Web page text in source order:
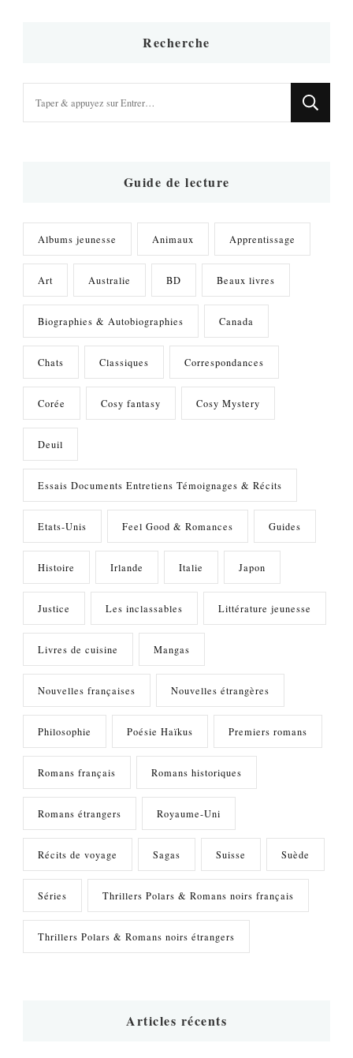
Recherche
Guide de lecture
Albums jeunesse Animaux Apprentissage
Art Australie BD Beaux livres
Biographies & Autobiographies Canada
Chats Classiques Correspondances
Corée Cosy fantasy Cosy Mystery
Deuil
Essais Documents Entretiens Témoignages & Récits
Etats-Unis Feel Good & Romances Guides
Histoire Irlande Italie Japon
Justice Les inclassables Littérature jeunesse
Livres de cuisine Mangas
Nouvelles françaises Nouvelles étrangères
Philosophie Poésie Haïkus Premiers romans
Romans français Romans historiques
Romans étrangers Royaume-Uni
Récits de voyage Sagas Suisse Suède
Séries Thrillers Polars & Romans noirs français
Thrillers Polars & Romans noirs étrangers
Articles récents